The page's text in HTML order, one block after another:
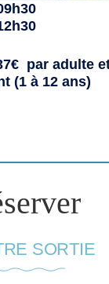
par adulte
(1 à 12 ans)
SORTIE